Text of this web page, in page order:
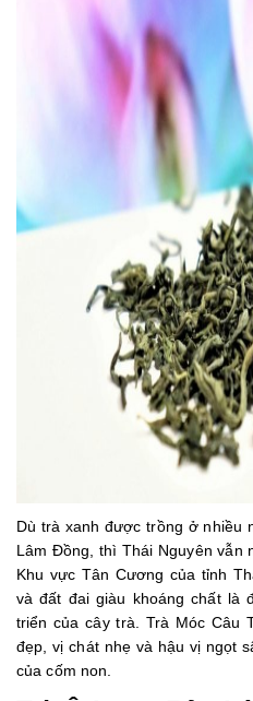
Dù trà xanh được trồng ở nhiều
Lâm Đồng, thì Thái Nguyên vẫn
Khu vực Tân Cương của tỉnh
và đất đai giàu khoáng chất là
triển của cây trà. Trà Móc Câu
đẹp, vị chát nhẹ và hậu vị ngọt
của cốm non.